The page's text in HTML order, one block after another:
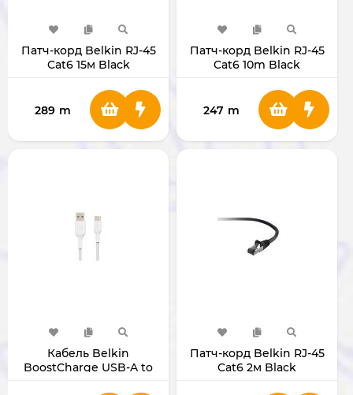
Патч-корд Belkin RJ-45
Cat6 15м Black
289 m
Патч-корд Belkin RJ-45
Cat6 10m Black
247 m
Кабель Belkin
BoostCharge USB-A to
Патч-корд Belkin RJ-45
Cat6 2м Black